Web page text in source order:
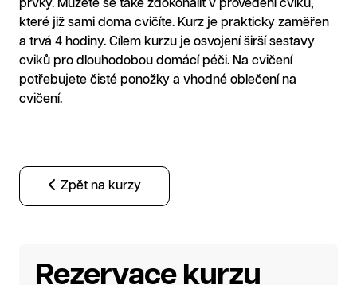
prvky. Můžete se také zdokonalit v provedení cviků,
které již sami doma cvičíte. Kurz je prakticky zaměřen
a trvá 4 hodiny. Cílem kurzu je osvojení širší sestavy
cviků pro dlouhodobou domácí péči. Na cvičení
potřebujete čisté ponožky a vhodné oblečení na
cvičení.
Zpět na kurzy
Rezervace kurzu